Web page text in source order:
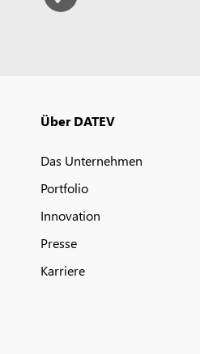
Über DATEV
Das Unternehmen
Portfolio
Innovation
Presse
Karriere